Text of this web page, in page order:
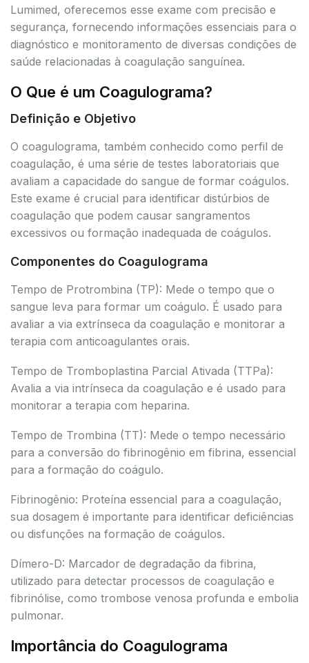
Lumimed, oferecemos esse exame com precisão e
segurança, fornecendo informações essenciais para o
diagnóstico e monitoramento de diversas condições de
saúde relacionadas à coagulação sanguínea.
O Que é um Coagulograma?
Definição e Objetivo
O coagulograma, também conhecido como perfil de
coagulação, é uma série de testes laboratoriais que
avaliam a capacidade do sangue de formar coágulos.
Este exame é crucial para identificar distúrbios de
coagulação que podem causar sangramentos
excessivos ou formação inadequada de coágulos.
Componentes do Coagulograma
Tempo de Protrombina (TP): Mede o tempo que o
sangue leva para formar um coágulo. É usado para
avaliar a via extrínseca da coagulação e monitorar a
terapia com anticoagulantes orais.
Tempo de Tromboplastina Parcial Ativada (TTPa):
Avalia a via intrínseca da coagulação e é usado para
monitorar a terapia com heparina.
Tempo de Trombina (TT): Mede o tempo necessário
para a conversão do fibrinogênio em fibrina, essencial
para a formação do coágulo.
Fibrinogênio: Proteína essencial para a coagulação,
sua dosagem é importante para identificar deficiências
ou disfunções na formação de coágulos.
Dímero-D: Marcador de degradação da fibrina,
utilizado para detectar processos de coagulação e
fibrinólise, como trombose venosa profunda e embolia
pulmonar.
Importância do Coagulograma